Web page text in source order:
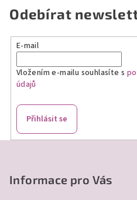
Odebírat
E-mail
Vložením e-mailu souhlasíte s
údajů
Přihlásit se
Informace pro Vás